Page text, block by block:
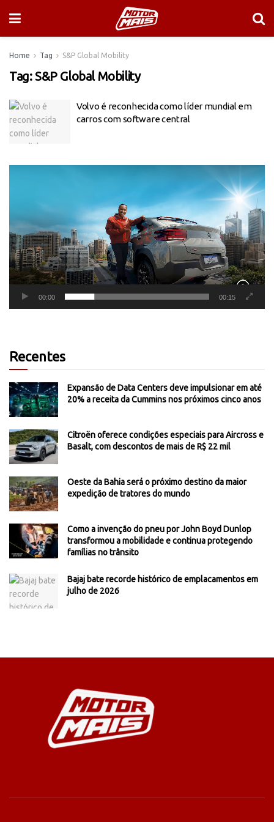
Home Tag S&P Global Mobility
Tag:S&P Global Mobility
Volvo é reconhecida como líder mundial em
carros com software central
00:00 00:15
Recentes
Expansão de Data Centers deve impulsionar em até
20% a receita da Cummins nos próximos cinco anos
Citroën oferece condições especiais para Aircross e
Basalt, com descontos de mais de R$ 22 mil
Oeste da Bahia será o próximo destino da maior
expedição de tratores do mundo
Como a invenção do pneu por John Boyd Dunlop
transformou a mobilidade e continua protegendo
famílias no trânsito
Bajaj bate recorde histórico de emplacamentos em
julho de 2026